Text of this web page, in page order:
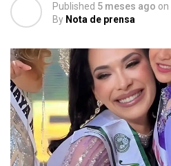
Published 5 meses ago on
By Nota de prensa